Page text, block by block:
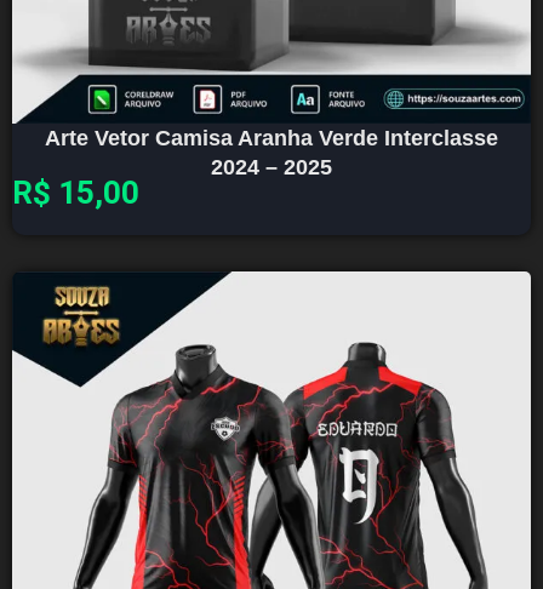
Arte Vetor Camisa Aranha Verde Interclasse
2024 – 2025
R$ 15,00